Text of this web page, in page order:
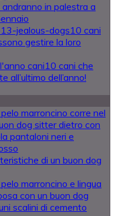
in palestra a
10 cani
gestire la loro
10 cani che
all’ultimo dell’anno!
di un buon dog